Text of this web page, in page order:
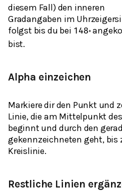
diesem Fall) den inneren
Gradangaben im
folgst bis du bei 148∘
bist.
Alpha einzeichen
Markiere dir den Punkt und
Linie, die am Mittelpunkt
beginnt und durch den
gekennzeichneten geht, bis
Kreislinie.
Restliche Linien